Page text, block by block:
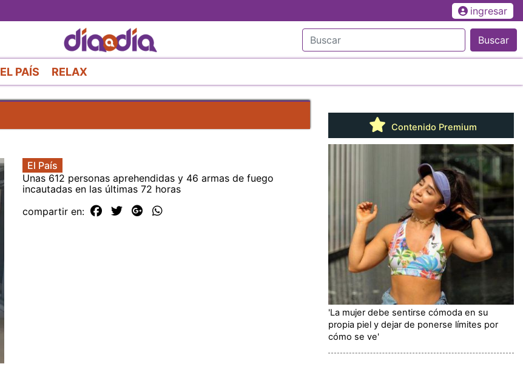
al
contenido
principal
ingresar
Buscar
EL PAÍS RELAX
El País
Unas 612 personas aprehendidas y 46 armas de fuego
incautadas en las últimas 72 horas
compartir en:
Contenido Premium
'La mujer debe sentirse cómoda en su
propia piel y dejar de ponerse límites por
cómo se ve'